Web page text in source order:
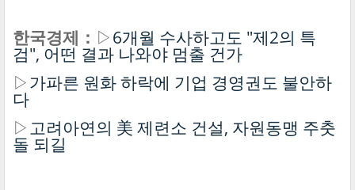
한국경제： ▷6개월 수사하고도 "제2의 특
검", 어떤 결과 나와야 멈출 건가
▷가파른 원화 하락에 기업 경영권도 불안하
다
▷고려아연의 美 제련소 건설, 자원동맹 주춧
돌 되길